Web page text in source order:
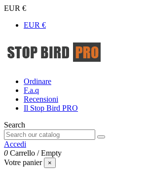
EUR €
EUR €
Ordinare
F.a.q
Recensioni
Il Stop Bird PRO
Search
Accedi
0 Carrello /Empty
Votre panier
×